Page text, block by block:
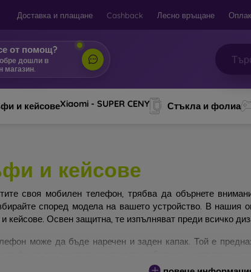
Доставка и плащане Cashback Лесно връщане
от помощ?
дошли в
магазин.
и кейсовеXiaomi - SUPER CENY Стъкла и фолиа
и кейсове
своя мобилен телефон, трябва да обърнете
според модела на вашето устройство. В
кейсове. Освен защитна, те изпълняват преди всичко
може да бъде наречен и заден капак. Той е